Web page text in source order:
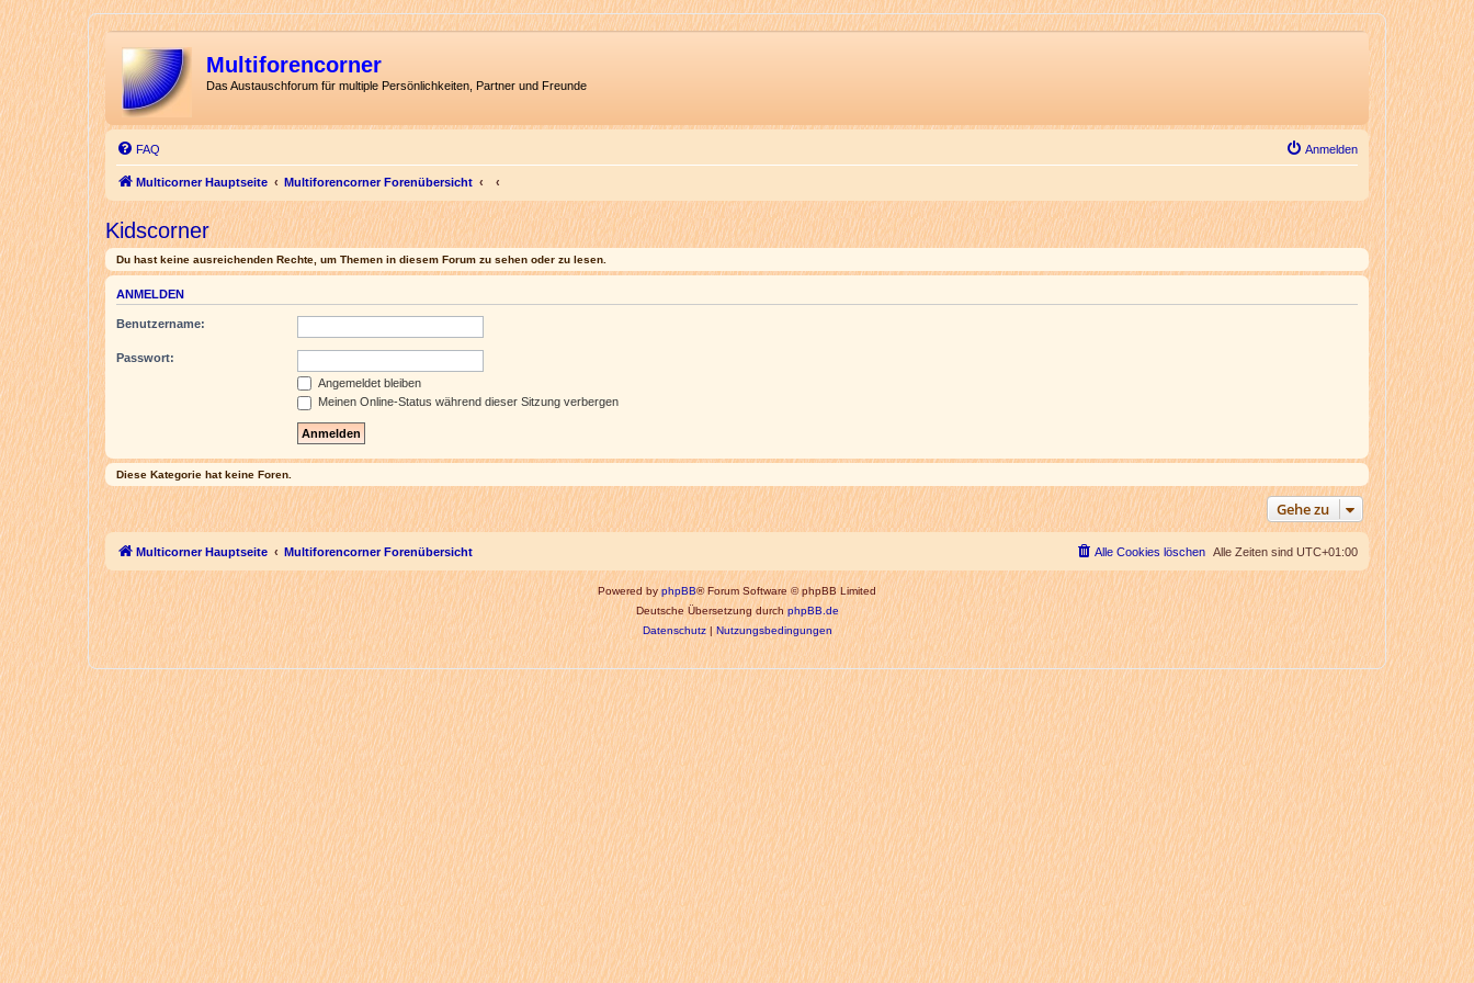
Multiforencorner
Das Austauschforum für multiple Persönlichkeiten, Partner und Freunde
FAQ Anmelden
Multicorner Hauptseite Multiforencorner Forenübersicht
Kidscorner
Du hast keine ausreichenden Rechte, um Themen in diesem Forum zu sehen oder zu lesen.
ANMELDEN
Benutzername:
Passwort:
Angemeldet bleiben
Meinen Online-Status während dieser Sitzung verbergen
Diese Kategorie hat keine Foren.
Gehe zu
Multicorner Hauptseite Multiforencorner Forenübersicht Alle Zeiten sind UTC+01:00
Alle Cookies löschen
Powered byphpBB® Forum Software © phpBB Limited
Deutsche Übersetzung durchphpBB.de
Datenschutz|Nutzungsbedingungen